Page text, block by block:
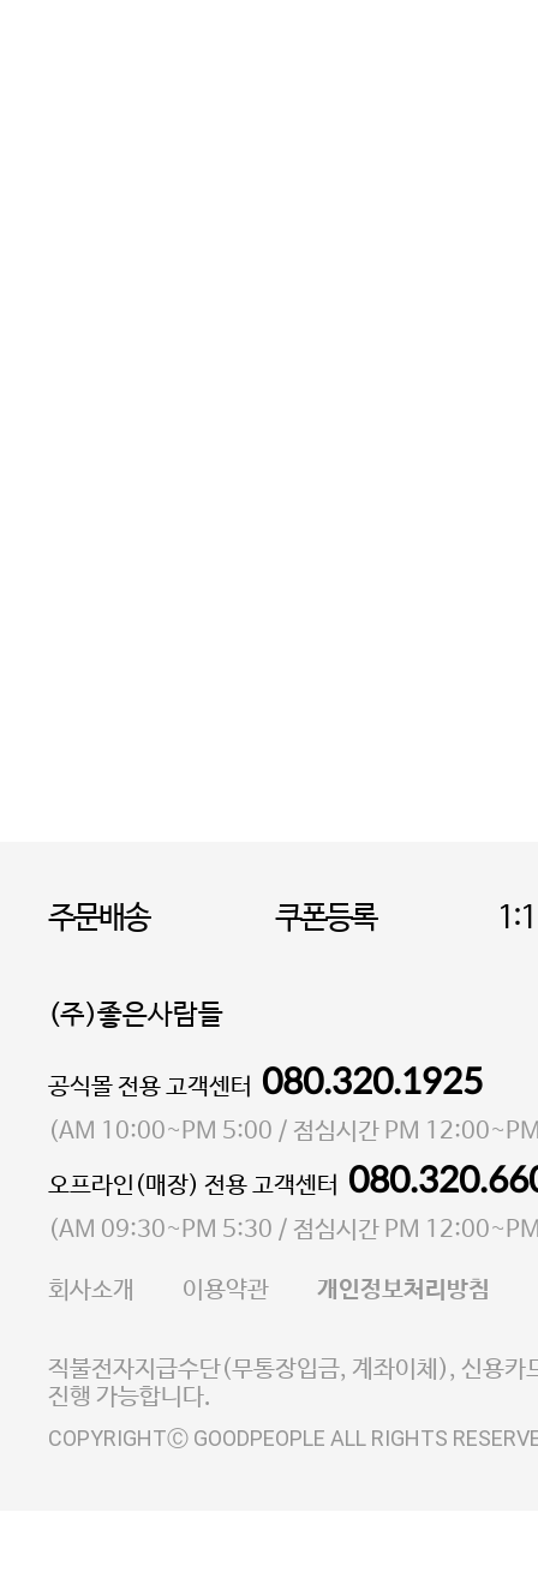
주문배송 쿠폰등록
(주)좋은사람들
대표 이성현,박영환| 개인정보관리책임자 김상현
소재지 서울특별시 마포구 마포대로4다길 41 마포
통신판매업 신고번호 2023-서울마포-3931호
사업자등록번호 105-81-58242
E-MAIL goodpeople@gpin.co.kr
사업자정보확인
이니시스 에스크로 서비
공식몰 전용 고객센터 080.320.1925
(AM 10:00~PM 5:00 / 점심시간 PM
오프라인(매장) 전용 고객센터
(AM 09:30~PM 5:30 / 점심시간 PM
회사소개 이용약관 개인정보처리방침
직불전자지급수단(무통장입금, 계좌이체), 신용카
진행 가능합니다.
COPYRIGHTⒸ GOODPEOPLE ALL RIGHTS